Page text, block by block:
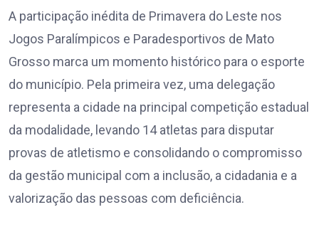
A participação inédita de Primavera do Leste nos
Jogos Paralímpicos e Paradesportivos de Mato
Grosso marca um momento histórico para o esporte
do município. Pela primeira vez, uma delegação
representa a cidade na principal competição estadual
da modalidade, levando 14 atletas para disputar
provas de atletismo e consolidando o compromisso
da gestão municipal com a inclusão, a cidadania e a
valorização das pessoas com deficiência.